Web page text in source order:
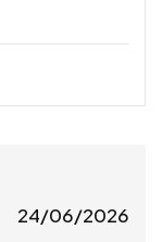
24/06/2026